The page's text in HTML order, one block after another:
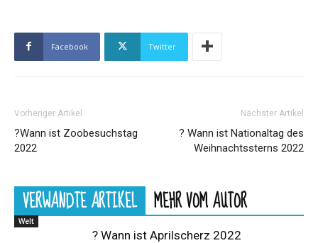
Facebook Twitter
Vorheriger Artikel
?Wann ist Zoobesuchstag
2022
Nächster Artikel
? Wann ist Nationaltag des
Weihnachtssterns 2022
VERWANDTE ARTIKEL MEHR VOM AUTOR
Welt
? Wann ist Aprilscherz 2022